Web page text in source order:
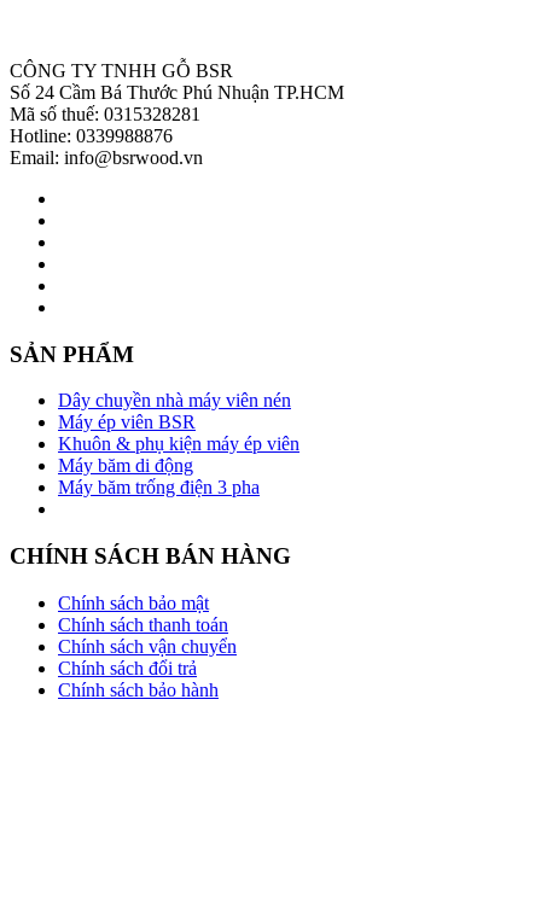
CÔNG TY TNHH GỖ BSR
Số 24 Cầm Bá Thước Phú Nhuận TP.HCM
Mã số thuế: 0315328281
Hotline: 0339988876
Email: info@bsrwood.vn
SẢN PHẨM
Dây chuyền nhà máy viên nén
Máy ép viên BSR
Khuôn & phụ kiện máy ép viên
Máy băm di động
Máy băm trống điện 3 pha
CHÍNH SÁCH BÁN HÀNG
Chính sách bảo mật
Chính sách thanh toán
Chính sách vận chuyển
Chính sách đổi trả
Chính sách bảo hành